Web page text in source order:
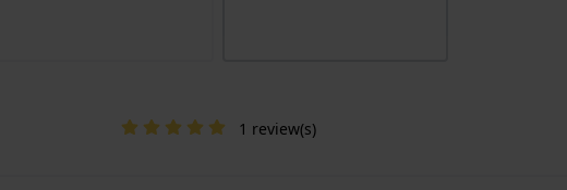
1 review(s)